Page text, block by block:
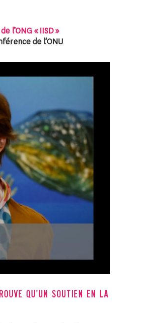
l’ONG « IISD »
de l’ONU
QU’UN SOUTIEN EN LA